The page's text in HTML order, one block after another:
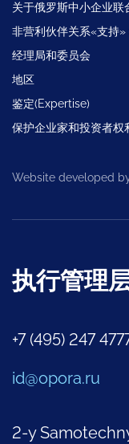
关于俄罗斯中小企业联
非营利伙伴关系«支持»
经理局和委员会
地区
鉴定(Expertise)
保护企业家和投资者权
Website developed
执行管理
+7 (495) 247
id@opora.ru
2-y